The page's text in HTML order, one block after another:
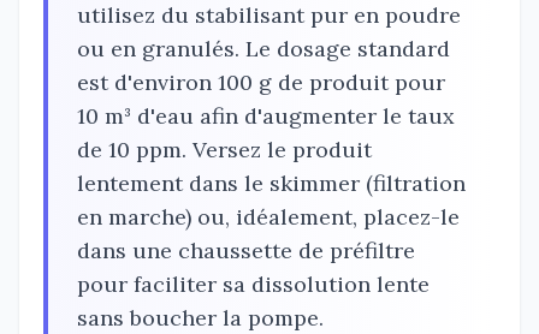
utilisez du stabilisant pur en poudre
ou en granulés. Le dosage standard
est d'environ 100 g de produit pour
10 m³ d'eau afin d'augmenter le taux
de 10 ppm. Versez le produit
lentement dans le skimmer (filtration
en marche) ou, idéalement, placez-le
dans une chaussette de préfiltre
pour faciliter sa dissolution lente
sans boucher la pompe.